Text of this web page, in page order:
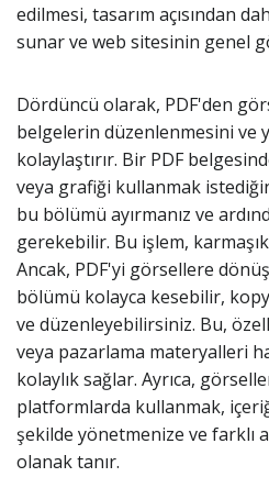
edilmesi, tasarım açısından
sunar ve web sitesinin genel
Dördüncü olarak, PDF'den
belgelerin düzenlenmesini ve
kolaylaştırır. Bir PDF
veya grafiği kullanmak
bu bölümü ayırmanız ve
gerekebilir. Bu işlem,
Ancak, PDF'yi görsellere
bölümü kolayca kesebilir,
ve düzenleyebilirsiniz. Bu,
veya pazarlama materyalleri
kolaylık sağlar. Ayrıca,
platformlarda kullanmak,
şekilde yönetmenize ve farklı
olanak tanır.